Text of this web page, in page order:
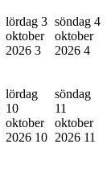
lördag 3
oktober
2026 3
söndag 4
oktober
2026 4
lördag
10
oktober
2026 10
söndag
11
oktober
2026 11